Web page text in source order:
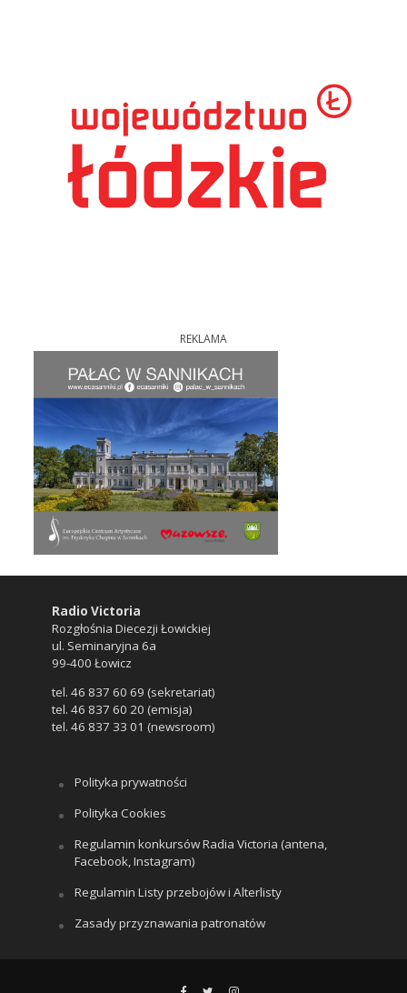
REKLAMA
Radio Victoria
Rozgłośnia Diecezji Łowickiej
ul. Seminaryjna 6a
99-400 Łowicz
tel. 46 837 60 69 (sekretariat)
tel. 46 837 60 20 (emisja)
tel. 46 837 33 01 (newsroom)
Polityka prywatności
Polityka Cookies
Regulamin konkursów Radia Victoria (antena,
Facebook, Instagram)
Regulamin Listy przebojów i Alterlisty
Zasady przyznawania patronatów